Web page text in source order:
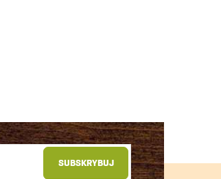
SUBSKRYBUJ